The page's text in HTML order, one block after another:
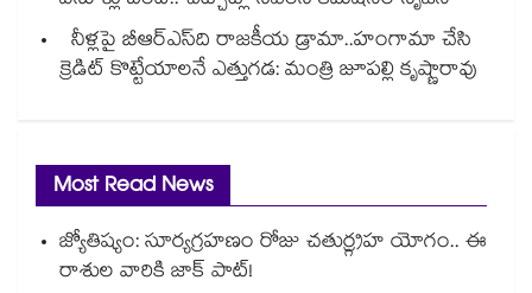
నీళ్లపై బీఆర్ఎస్‌‌‌‌ది రాజకీయ డ్రామా..హంగామా చేసి
క్రెడిట్ కొట్టేయాలనే ఎత్తుగడ: మంత్రి జూపల్లి కృష్ణారావు
Most Read News
జ్యోతిష్యం: సూర్యగ్రహణం రోజు చతుర్గ్రహ యోగం.. ఈ
రాశుల వారికి జాక్ పాట్!